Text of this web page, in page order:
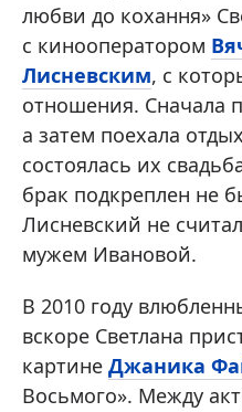
любви до кохання»
с кинооператором
Лисневским, с
отношения. Сначала
а затем поехала
состоялась их
брак подкреплен не
Лисневский не
мужем Ивановой.
В 2010 году
вскоре Светлана
картине Джаника
Восьмого». Между